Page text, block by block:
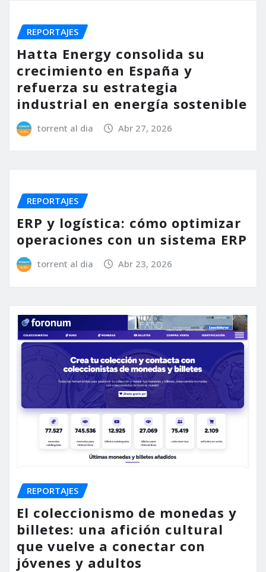
REPORTAJES
Hatta Energy consolida su
crecimiento en España y
refuerza su estrategia
industrial en energía sostenible
torrent al dia Abr 27, 2026
REPORTAJES
ERP y logística: cómo optimizar
operaciones con un sistema ERP
torrent al dia Abr 23, 2026
REPORTAJES
El coleccionismo de monedas y
billetes: una afición cultural
que vuelve a conectar con
jóvenes y adultos